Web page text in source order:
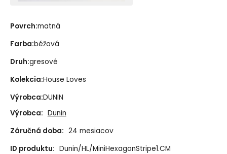
Povrch:matná
Farba:béžová
Druh:gresové
Kolekcia:House Loves
Výrobca:DUNIN
Výrobca: Dunin
Záručná doba: 24 mesiacov
ID produktu: Dunin/HL/MiniHexagonStripe1.CM